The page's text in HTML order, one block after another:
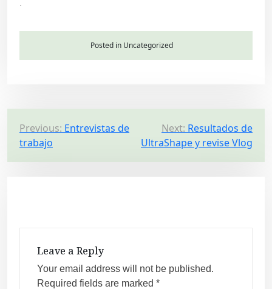
Posted in Uncategorized
P
o
s
Previous: Entrevistas de
trabajo
Next: Resultados de
UltraShape y revise Vlog
Leave a Reply
Your email address will not be published.
Required fields are marked *